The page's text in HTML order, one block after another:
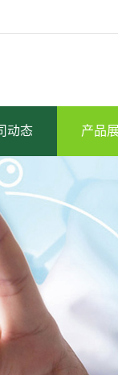
动态 产品